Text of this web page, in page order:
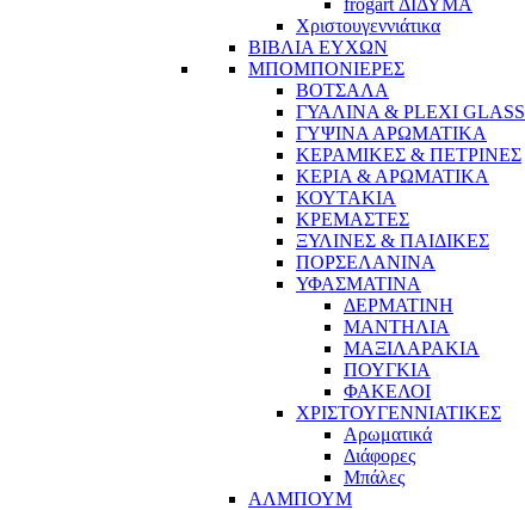
Χριστουγεννιάτικα
ΒΙΒΛΙΑ ΕΥΧΩΝ
ΜΠΟΜΠΟΝΙΕΡΕΣ
ΒΟΤΣΑΛΑ
ΓΥΑΛΙΝΑ & PLEXI GLASS
ΓΥΨΙΝΑ ΑΡΩΜΑΤΙΚΑ
ΚΕΡΑΜΙΚΕΣ & ΠΕΤΡΙΝΕΣ
ΚΕΡΙΑ & ΑΡΩΜΑΤΙΚΑ
ΚΟΥΤΑΚΙΑ
ΚΡΕΜΑΣΤΕΣ
ΞΥΛΙΝΕΣ & ΠΑΙΔΙΚΕΣ
ΠΟΡΣΕΛΑΝΙΝΑ
ΥΦΑΣΜΑΤΙΝA
ΔΕΡΜΑΤΙΝΗ
ΜΑΝΤΗΛΙΑ
ΜΑΞΙΛΑΡΑΚΙΑ
ΠΟΥΓΚΙΑ
ΦΑΚΕΛΟΙ
ΧΡΙΣΤΟΥΓΕΝΝΙΑΤΙΚΕΣ
Αρωματικά
Διάφορες
Μπάλες
ΑΛΜΠΟΥΜ